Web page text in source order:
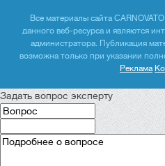
Все материалы сайта
данного веб-ресурса и являются
администратора. Публикация
возможна только при указании
Реклама
Задать вопрос эксперту